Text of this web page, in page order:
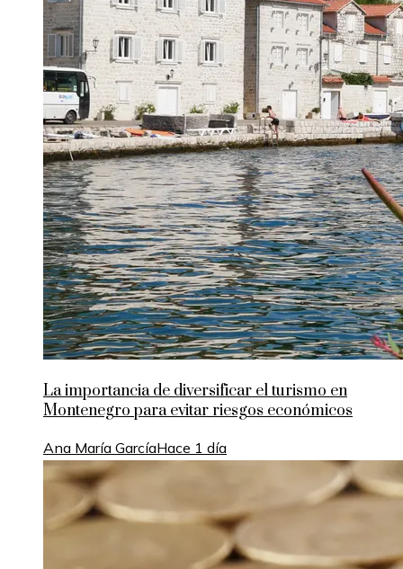
La importancia de diversificar el turismo en
Montenegro para evitar riesgos económicos
Ana María GarcíaHace 1 día